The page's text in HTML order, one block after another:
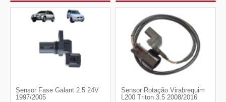
Sensor Fase Galant 2.5 24V
1997/2005
Sensor Rotação Virabrequim
L200 Triton 3.5 2008/2016